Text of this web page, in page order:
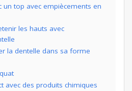
un top avec empiècements en
les hauts avec
la dentelle dans sa forme
avec des produits chimiques